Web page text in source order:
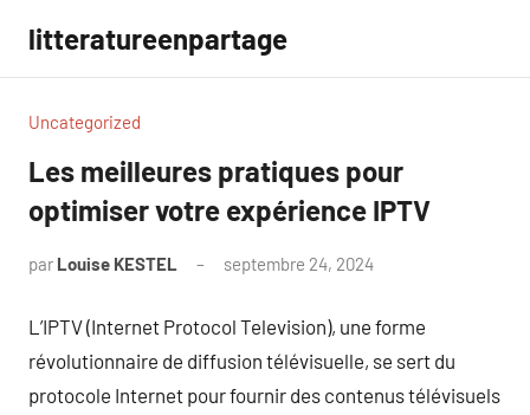
contenu
litteratureenpartage
Uncategorized
Les meilleures pratiques pour
optimiser votre expérience IPTV
par Louise KESTEL septembre 24, 2024
L’IPTV (Internet Protocol Television), une forme
révolutionnaire de diffusion télévisuelle, se sert du
protocole Internet pour fournir des contenus télévisuels